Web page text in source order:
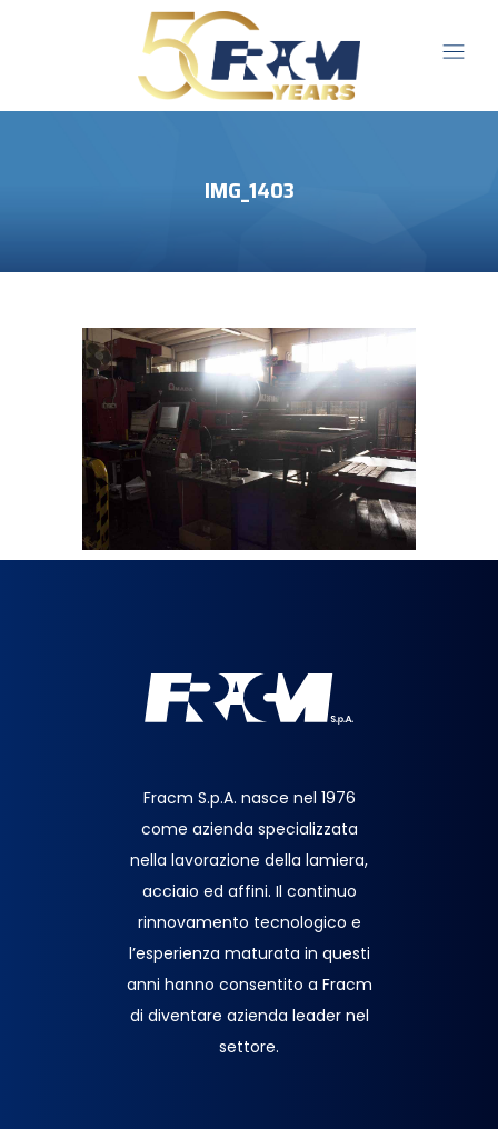
IMG_1403
Fracm S.p.A. nasce nel 1976
come azienda specializzata
nella lavorazione della lamiera,
acciaio ed affini. Il continuo
rinnovamento tecnologico e
l’esperienza maturata in questi
anni hanno consentito a Fracm
di diventare azienda leader nel
settore.